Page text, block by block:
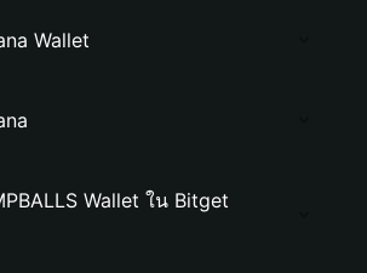
Wallet
Wallet ใน Bitget